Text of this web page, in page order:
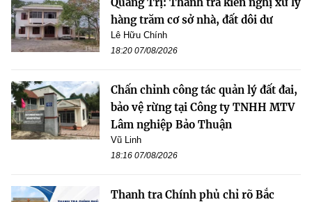
hàng trăm cơ sở nhà, đất dôi dư
Lê Hữu Chính
18:20 07/08/2026
Chấn chỉnh công tác quản lý đất đai,
bảo vệ rừng tại Công ty TNHH MTV
Lâm nghiệp Bảo Thuận
Vũ Linh
18:16 07/08/2026
Thanh tra Chính phủ chỉ rõ Bắc